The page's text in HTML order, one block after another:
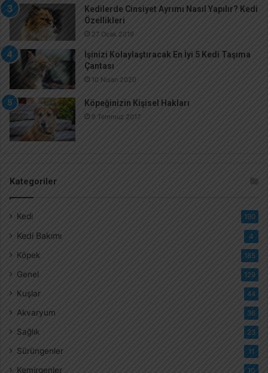
Kedilerde Cinsiyet Ayrımı Nasıl Yapılır? Kedi
Özellikleri
27 Ocak 2019
İşinizi Kolaylaştıracak En İyi 5 Kedi Taşıma
Çantası
10 Nisan 2020
Köpeğinizin Kişisel Hakları
9 Temmuz 2017
Kategoriler
Kedi 190
Kedi Bakımı 4
Köpek 185
Genel 129
Kuşlar 44
Akvaryum 36
Sağlık 23
Sürüngenler 11
Kemirgenler 10